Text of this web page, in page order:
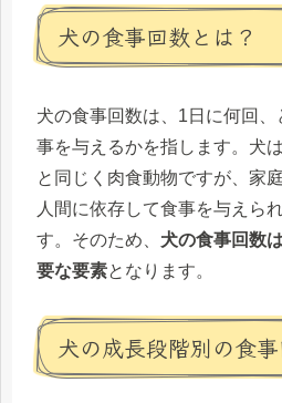
犬の食事回数とは？
犬の食事回数は、1日に何回
事を与えるかを指します。犬
と同じく肉食動物ですが、家
人間に依存して食事を与えら
す。そのため、 犬の食事回数
要な要素となります。
犬の成長段階別の食